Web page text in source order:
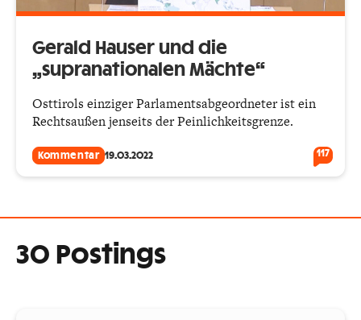
Gerald Hauser und die
„supranationalen Mächte“
Osttirols einziger Parlamentsabgeordneter ist ein
Rechtsaußen jenseits der Peinlichkeitsgrenze.
Kommentar 19.03.2022 117
30 Postings